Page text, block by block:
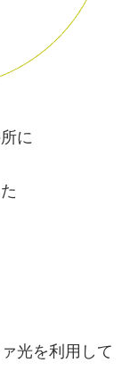
に
光を利用して